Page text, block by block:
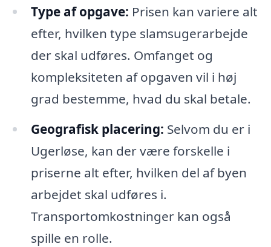
Type af opgave: Prisen kan variere alt
efter, hvilken type slamsugerarbejde
der skal udføres. Omfanget og
kompleksiteten af opgaven vil i høj
grad bestemme, hvad du skal betale.
Geografisk placering: Selvom du er i
Ugerløse, kan der være forskelle i
priserne alt efter, hvilken del af byen
arbejdet skal udføres i.
Transportomkostninger kan også
spille en rolle.